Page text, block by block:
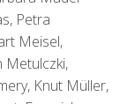
Petra
Meisel,
Metulczki,
Knut Müller,